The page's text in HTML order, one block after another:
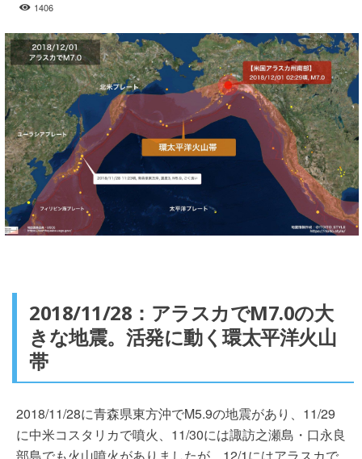
1406
2018/11/28：アラスカでM7.0の大
きな地震。活発に動く環太平洋火山
帯
2018/11/28に青森県東方沖でM5.9の地震があり、11/29
に中米コスタリカで噴火、11/30には諏訪之瀬島・口永良